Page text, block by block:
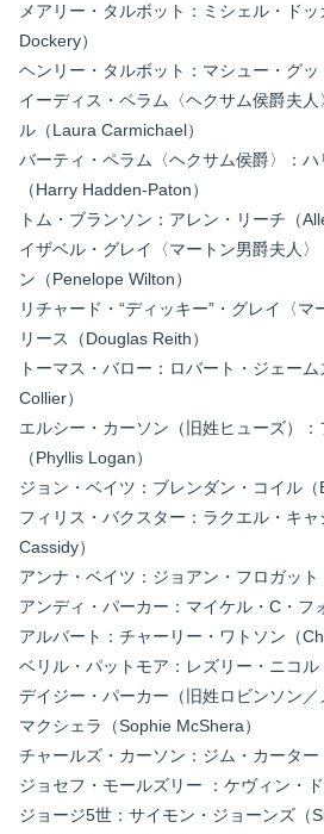
メアリー・タルボット：ミシェル・ド
Dockery）
ヘンリー・タルボット：マシュー・グッ
イーディス・ペラム〈ヘクサム侯爵夫
ル（Laura Carmichael）
バーティ・ペラム〈ヘクサム侯爵〉：
（Harry Hadden-Paton）
トム・ブランソン：アレン・リーチ（
イザベル・グレイ〈マートン男爵夫人
ン（Penelope Wilton）
リチャード・“ディッキー”・グレイ〈マ
リース（Douglas Reith）
トーマス・バロー：ロバート・ジェー
Collier）
エルシー・カーソン（旧姓ヒューズ）
（Phyllis Logan）
ジョン・ベイツ：ブレンダン・コイル（
フィリス・バクスター：ラクエル・キ
Cassidy）
アンナ・ベイツ：ジョアン・フロガット
アンディ・パーカー：マイケル・C・フ
アルバート：チャーリー・ワトソン（
ベリル・パットモア：レズリー・ニコル
デイジー・パーカー（旧姓ロビンソン／
マクシェラ（Sophie McShera）
チャールズ・カーソン：ジム・カーター
ジョセフ・モールズリー ：ケヴィン・
ジョージ5世：サイモン・ジョーンズ（